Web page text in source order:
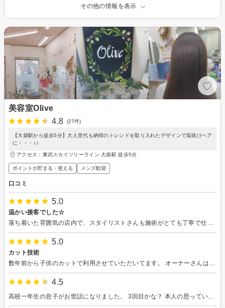
その他の情報を表示
美容室Olive
4.8
(27件)
【大袋駅から徒歩5分】大人世代も納得のトレンドを取り入れたデザインで垢抜けヘア
に・・・♪♪
アクセス：東武スカイツリーライン 大袋駅 徒歩5分
ポイントが貯まる・使える メンズ歓迎
口コミ
5.0
温かい接客でした☆
5.0
カット技術
4.5